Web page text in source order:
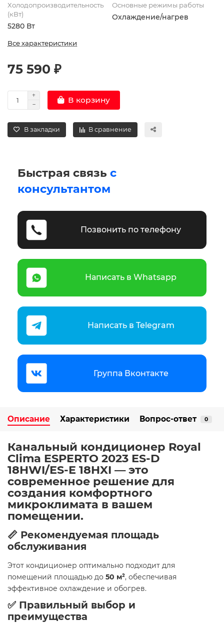
Холодопроизводительность
(кВт)
5280 Вт
Основные режимы работы
Охлаждение/нагрев
Все характеристики
75 590 ₽
В корзину
В закладки В сравнение
Быстрая связь с
консультантом
Позвонить по телефону
Написать в Whatsapp
Написать в Telegram
Группа Вконтакте
Описание Характеристики Вопрос-ответ 0
Канальный кондиционер Royal
Clima ESPERTO 2023 ES-D
18HWI/ES-E 18HXI — это
современное решение для
создания комфортного
микроклимата в вашем
помещении.
📏 Рекомендуемая площадь
обслуживания
Этот кондиционер оптимально подходит для
помещений площадью до 50 м², обеспечивая
эффективное охлаждение и обогрев.
✅ Правильный выбор и
преимущества